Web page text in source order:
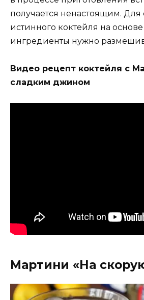
получается ненастоящим. Для
истинного коктейля на
ингредиенты нужно
Видео рецепт коктейля с
сладким джином
Мартини «На